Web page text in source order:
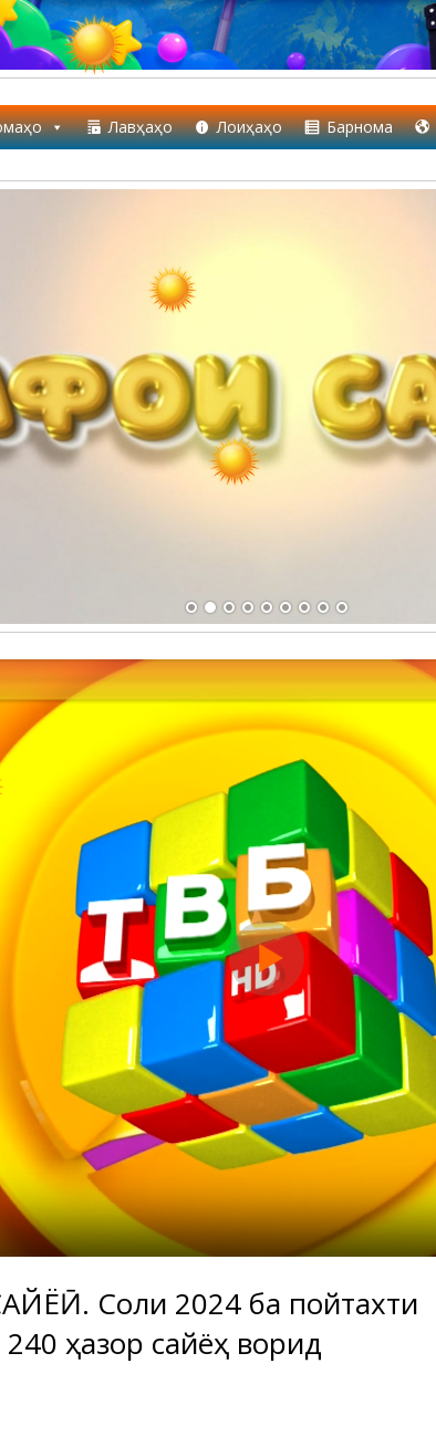
Лавҳаҳо Лоиҳаҳо Барнома
Соли 2024 ба пойтахти
ҳазор сайёҳ ворид